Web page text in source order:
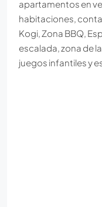
apartamentos en
habitaciones,
Kogi, Zona BBQ,
escalada, zona de
juegos infantiles y